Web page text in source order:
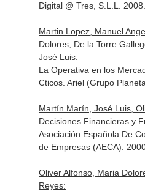
Digital @ Tres, S.L.L.
Martin Lopez, Manuel
Dolores, De la Torre
José Luis:
La Operativa en los
Cticos. Ariel (Grupo
Martín Marín, José Luis,
Decisiones Financieras y
Asociación Española De
de Empresas (AECA).
Oliver Alfonso, Maria
Reyes: